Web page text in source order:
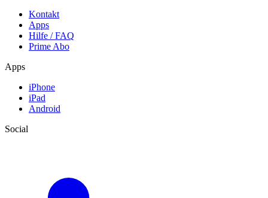
Kontakt
Apps
Hilfe / FAQ
Prime Abo
Apps
iPhone
iPad
Android
Social